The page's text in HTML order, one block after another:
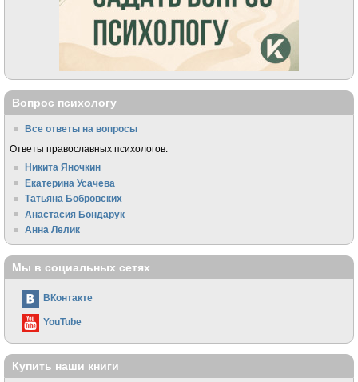
Вопрос психологу
Все ответы на вопросы
Ответы православных психологов:
Никита Яночкин
Екатерина Усачева
Татьяна Бобровских
Анастасия Бондарук
Анна Лелик
Мы в социальных сетях
ВКонтакте
YouTube
Купить наши книги